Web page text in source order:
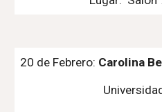
20 de Febrero: Carolina